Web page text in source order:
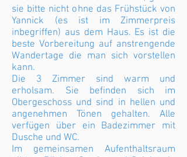
sie bitte nicht ohne das Frühstück von
Yannick (es ist im Zimmerpreis
inbegriffen) aus dem Haus. Es ist die
beste Vorbereitung auf anstrengende
Wandertage die man sich vorstellen
kann.
Die 3 Zimmer sind warm und
erholsam. Sie befinden sich im
Obergeschoss und sind in hellen und
angenehmen Tönen gehalten. Alle
verfügen über ein Badezimmer mit
Dusche und WC.
Im gemeinsamen Aufenthaltsraum